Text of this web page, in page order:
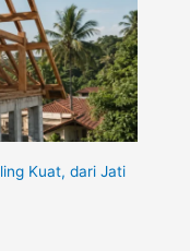
Kuat, dari Jati